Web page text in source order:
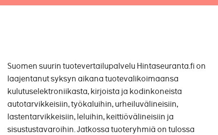
Suomen suurin tuotevertailupalvelu Hintaseuranta.fi on
laajentanut syksyn aikana tuotevalikoimaansa
kulutuselektroniikasta, kirjoista ja kodinkoneista
autotarvikkeisiin, työkaluihin, urheiluvälineisiin,
lastentarvikkeisiin, leluihin, keittiövälineisiin ja
sisustustavaroihin. Jatkossa tuoteryhmiä on tulossa